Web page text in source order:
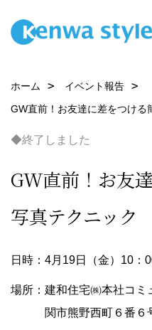
ホーム
イベント報告
GW直前！お友達に差をつける
◆終了しました
GW直前！お友
写真テクニック
日時：4月19日（金）10：
場所：建和住宅㈱本社コ
関市熊野西町６番６